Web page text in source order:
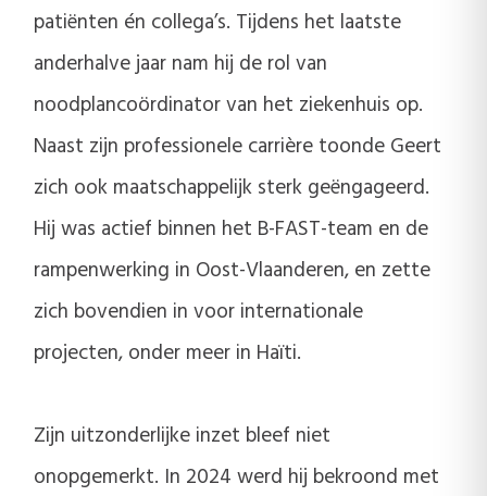
patiënten én collega’s. Tijdens het laatste
anderhalve jaar nam hij de rol van
noodplancoördinator van het ziekenhuis op.
Naast zijn professionele carrière toonde Geert
zich ook maatschappelijk sterk geëngageerd.
Hij was actief binnen het B-FAST-team en de
rampenwerking in Oost-Vlaanderen, en zette
zich bovendien in voor internationale
projecten, onder meer in Haïti.
Zijn uitzonderlijke inzet bleef niet
onopgemerkt. In 2024 werd hij bekroond met